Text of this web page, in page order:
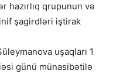
hazırlıq qrupunun və
şagirdləri iştirak
uşaqları 1
günü münasibətilə